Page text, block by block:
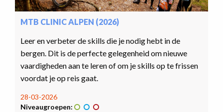
MTB CLINIC ALPEN (2026)
Leer en verbeter de skills die je nodig hebt in de
bergen. Dit is de perfecte gelegenheid om nieuwe
vaardigheden aan te leren of om je skills op te frissen
voordat je op reis gaat.
28-03-2026
Niveaugroepen: